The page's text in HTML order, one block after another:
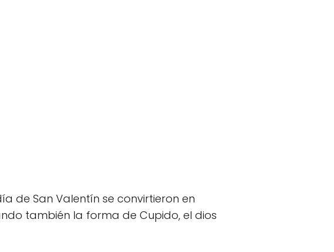
de San Valentín se convirtieron en
también la forma de Cupido, el dios